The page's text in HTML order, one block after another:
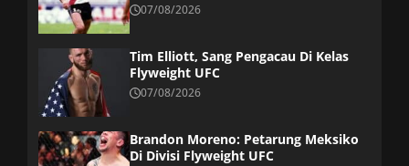
07/08/2026
Tim Elliott, Sang Pengacau Di Kelas
Flyweight UFC
07/08/2026
Brandon Moreno: Petarung Meksiko
Di Divisi Flyweight UFC